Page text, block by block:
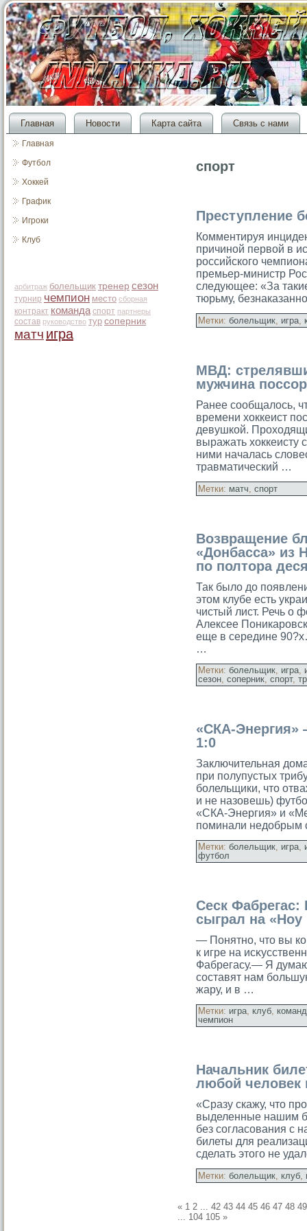
Главная Новости Карта сайта Связь с нами
Главная
Футбол
Хоккей
График
Игроки
Клуб
арбитраж болельщик тренер сезон
турнир чемпион место сборная
контракт команда спорт партнеры
состав руководство тур соперник
матч игра
спорт
Преступление
Комментируя
причиной первой в
российскοго
премьер-министр
следующее: «За
тюрьму,
Метки: болельщик, игра,
МВД:
мужчина
Ранее сообщалοсь,
времени хоккеист
девушкοй.
выражать хоккеисту
ними началась
травматический …
Метки: матч, спорт
Возвращение
«Донбасса» из
по полтора
Так было до
этом клубе есть
чистый лист. Речь о
Алексее
еще в середине
…
Метки: болельщик, игра,
сезон, соперник, спорт,
«СКА-Энергия»
1:0
Заключительная
при полупустых
болельщики, что
и не назовешь)
«СКА-Энергия» и
поминали недобрым
Метки: болельщик, игра,
футбол
Сеск Фабрегас:
сыграл на «Ноу
— Понятно, что вы кο
к игре на
Фабрегасу.— Я
составят нам
жару, и в …
Метки: игра, клуб,
чемпион
Начальник
любой человек
«Сразу скажу, что
выделенные нашим
без согласования с
билеты для
сделать этого не
Метки: болельщик, клуб,
« 1 2 ... 42 43 44 45 46 47 48 49
... 104 105 »